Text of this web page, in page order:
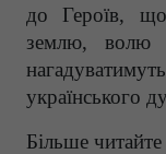
до Героїв,
землю, волю
українського
Більше читайте